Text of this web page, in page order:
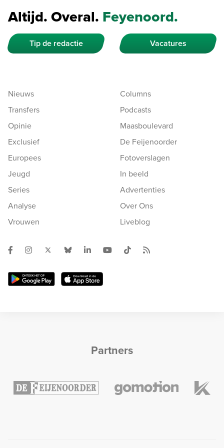
Altijd. Overal. Feyenoord.
Tip de redactie Vacatures
Nieuws
Transfers
Opinie
Exclusief
Europees
Jeugd
Series
Analyse
Vrouwen
Columns
Podcasts
Maasboulevard
De Feijenoorder
Fotoverslagen
In beeld
Advertenties
Over Ons
Liveblog
Partners